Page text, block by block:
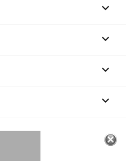



keyboard_arrow_down